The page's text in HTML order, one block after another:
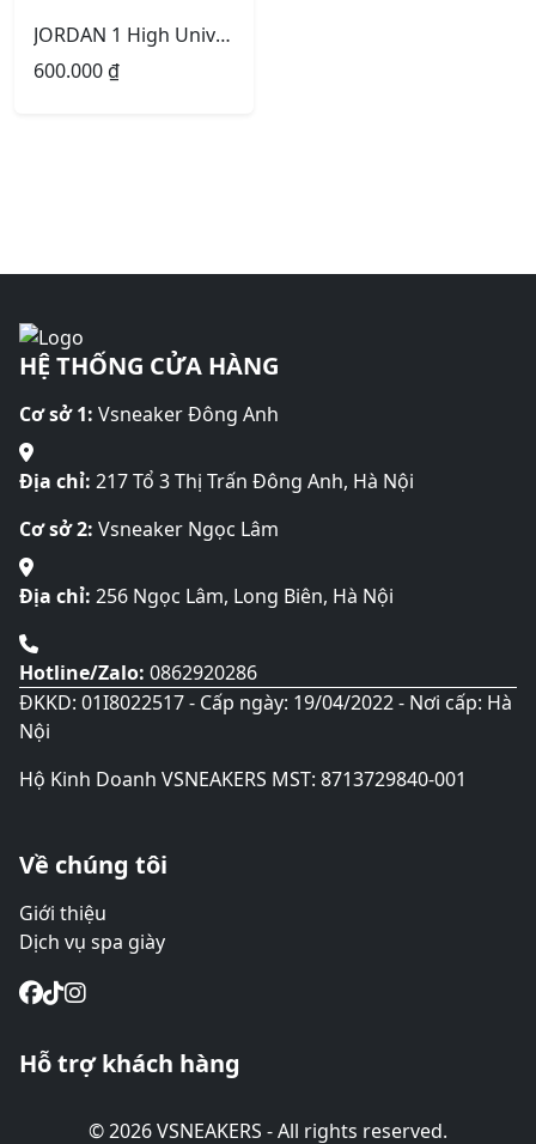
JORDAN 1 High University Blue
600.000₫
HỆ THỐNG CỬA HÀNG
Cơ sở 1: Vsneaker Đông Anh
Địa chỉ: 217 Tổ 3 Thị Trấn Đông Anh, Hà Nội
Cơ sở 2: Vsneaker Ngọc Lâm
Địa chỉ: 256 Ngọc Lâm, Long Biên, Hà Nội
Hotline/Zalo: 0862920286
ĐKKD: 01I8022517 - Cấp ngày: 19/04/2022 - Nơi cấp: Hà
Nội
Hộ Kinh Doanh VSNEAKERS MST: 8713729840-001
Về chúng tôi
Giới thiệu
Dịch vụ spa giày
Hỗ trợ khách hàng
© 2026 VSNEAKERS - All rights reserved.